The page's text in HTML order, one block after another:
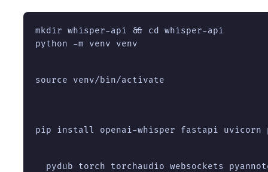
python -m venv venv
source venv/bin/activate
pip install openai-whisper fastapi uvicorn
pydub torch torchaudio websockets